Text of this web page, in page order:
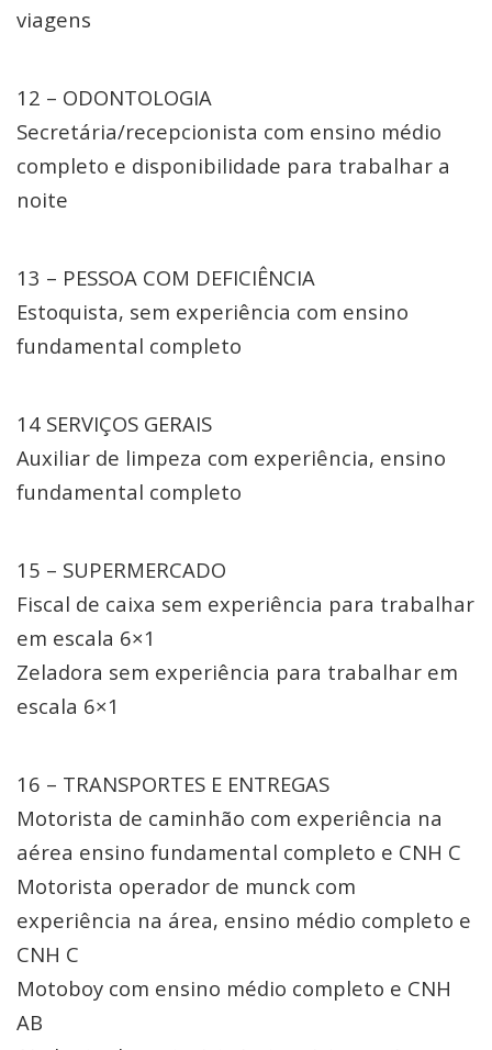
viagens
12 – ODONTOLOGIA
Secretária/recepcionista com ensino médio
completo e disponibilidade para trabalhar a
noite
13 – PESSOA COM DEFICIÊNCIA
Estoquista, sem experiência com ensino
fundamental completo
14 SERVIÇOS GERAIS
Auxiliar de limpeza com experiência, ensino
fundamental completo
15 – SUPERMERCADO
Fiscal de caixa sem experiência para trabalhar
em escala 6×1
Zeladora sem experiência para trabalhar em
escala 6×1
16 – TRANSPORTES E ENTREGAS
Motorista de caminhão com experiência na
aérea ensino fundamental completo e CNH C
Motorista operador de munck com
experiência na área, ensino médio completo e
CNH C
Motoboy com ensino médio completo e CNH
AB